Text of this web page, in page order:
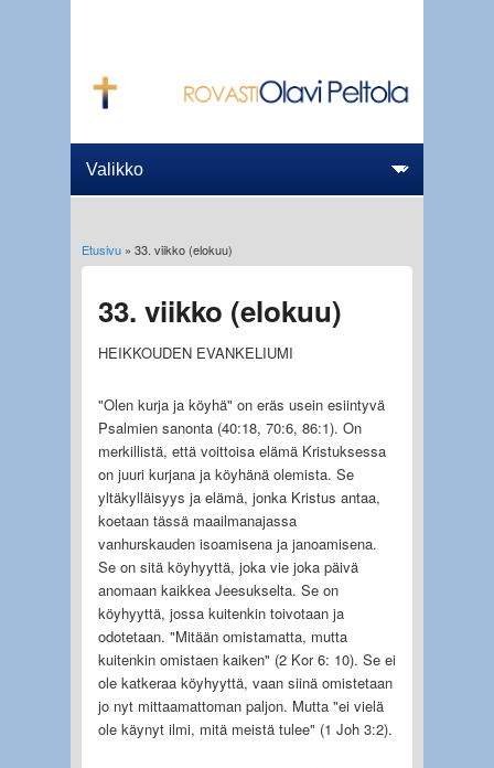
Olet täällä
Etusivu» 33. viikko (elokuu)
33. viikko (elokuu)
HEIKKOUDEN EVANKELIUMI
"Olen kurja ja köyhä" on eräs usein esiintyvä
Psalmien sanonta (40:18, 70:6, 86:1). On
merkillistä, että voittoisa elämä Kristuksessa
on juuri kurjana ja köyhänä olemista. Se
yltäkylläisyys ja elämä, jonka Kristus antaa,
koetaan tässä maailmanajassa
vanhurskauden isoamisena ja janoamisena.
Se on sitä köyhyyttä, joka vie joka päivä
anomaan kaikkea Jeesukselta. Se on
köyhyyttä, jossa kuitenkin toivotaan ja
odotetaan. "Mitään omistamatta, mutta
kuitenkin omistaen kaiken" (2 Kor 6: 10). Se ei
ole katkeraa köyhyyttä, vaan siinä omistetaan
jo nyt mittaamattoman paljon. Mutta "ei vielä
ole käynyt ilmi, mitä meistä tulee" (1 Joh 3:2).